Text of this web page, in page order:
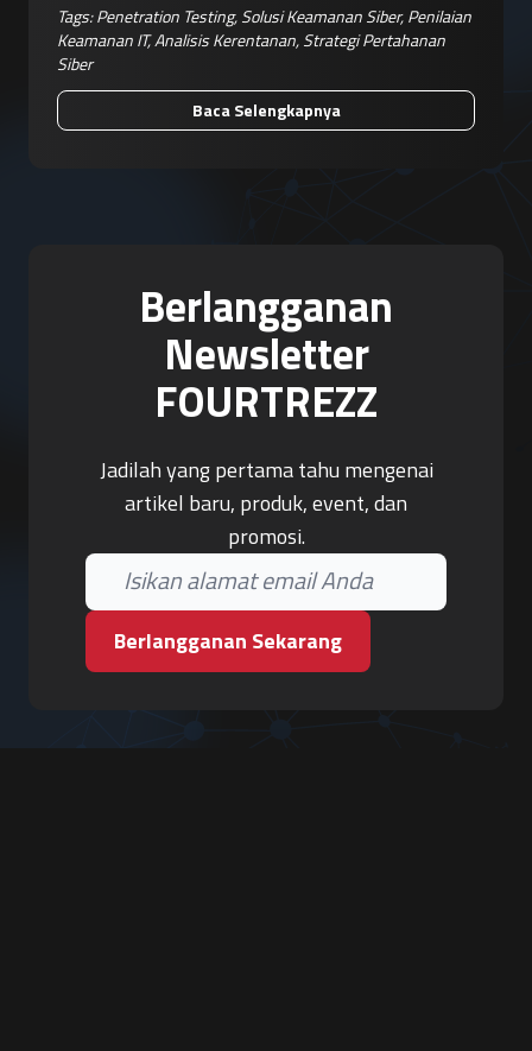
Tags:Penetration Testing,Solusi Keamanan Siber,Penilaian
Keamanan IT,Analisis Kerentanan,Strategi Pertahanan
Siber
Baca Selengkapnya
Berlangganan
Newsletter
FOURTREZZ
Jadilah yang pertama tahu mengenai
artikel baru, produk, event, dan
promosi.
Berlangganan Sekarang